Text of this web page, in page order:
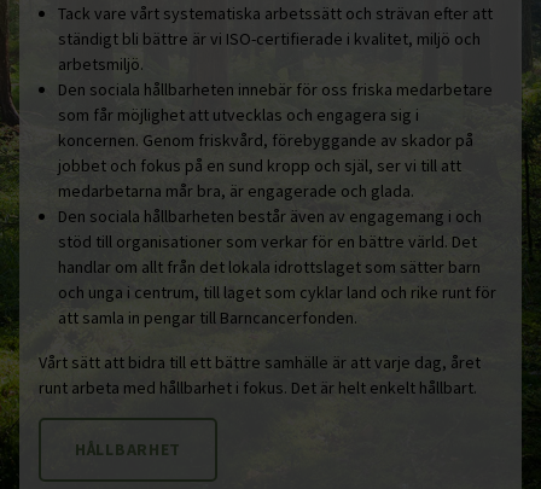
Tack vare vårt systematiska arbetssätt och strävan efter att
ständigt bli bättre är vi ISO-certifierade i kvalitet, miljö och
arbetsmiljö.
Den sociala hållbarheten innebär för oss friska medarbetare
som får möjlighet att utvecklas och engagera sig i
koncernen. Genom friskvård, förebyggande av skador på
jobbet och fokus på en sund kropp och själ, ser vi till att
medarbetarna mår bra, är engagerade och glada.
Den sociala hållbarheten består även av engagemang i och
stöd till organisationer som verkar för en bättre värld. Det
handlar om allt från det lokala idrottslaget som sätter barn
och unga i centrum, till laget som cyklar land och rike runt för
att samla in pengar till Barncancerfonden.
Vårt sätt att bidra till ett bättre samhälle är att varje dag, året
runt arbeta med hållbarhet i fokus. Det är helt enkelt hållbart.
HÅLLBARHET